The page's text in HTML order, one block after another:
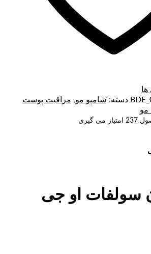
ها
دسته:َشامپو مو, مراقبت پوست
مو
237 امتیاز می گیری
سولفات او جی